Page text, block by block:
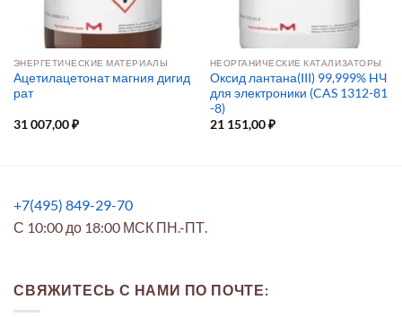
ЭНЕРГЕТИЧЕСКИЕ МАТЕРИАЛЫ
Ацетилацетонат магния дигид
рат
31 007,00₽
НЕОРГАНИЧЕСКИЕ КАТАЛИЗАТОРЫ
Оксид лантана(III) 99,999% HЧ
для электроники (CAS 1312-81
-8)
21 151,00₽
+7(495) 849-29-70
С 10:00 до 18:00 МСК ПН.-ПТ.
СВЯЖИТЕСЬ С НАМИ ПО ПОЧТЕ: